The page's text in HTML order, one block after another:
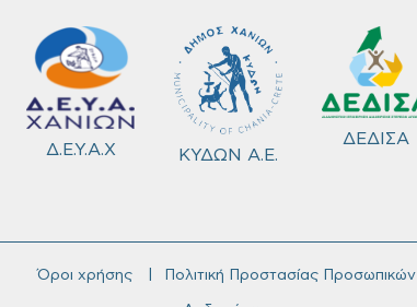
Δ.Ε.Υ.Α.Χ ΚΥΔΩΝ Α.Ε.
ΔΕΔΙΣΑ
Όροι χρήσης Πολιτική Προστασίας Προσωπικών